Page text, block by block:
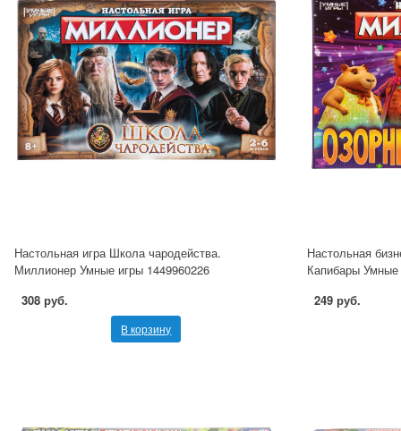
Настольная игра Школа чародейства.
Миллионер Умные игры 1449960226
308 руб.
В корзину
Настольная
Капибары Умные
249 руб.